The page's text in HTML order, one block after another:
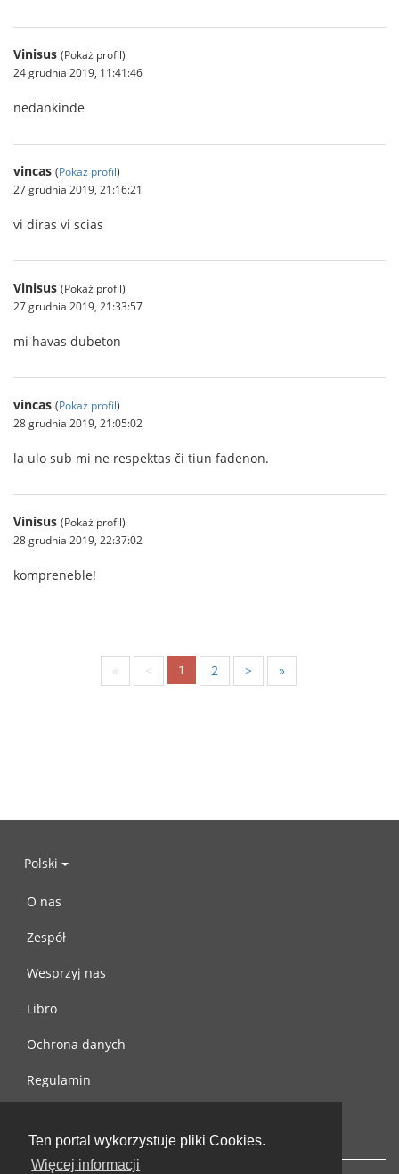
Ten portal wykorzystuje pliki Cookies.
Więcej informacji
Vinisus (Pokaż profil)
24 grudnia 2019, 11:41:46
nedankinde
vincas (Pokaż profil)
27 grudnia 2019, 21:16:21
vi diras vi scias
Vinisus (Pokaż profil)
27 grudnia 2019, 21:33:57
mi havas dubeton
vincas (Pokaż profil)
28 grudnia 2019, 21:05:02
la ulo sub mi ne respektas či tiun fadenon.
Vinisus (Pokaż profil)
28 grudnia 2019, 22:37:02
kompreneble!
« < 1 2 > »
Polski
O nas
Zespół
Wesprzyj nas
Libro
Ochrona danych
Regulamin